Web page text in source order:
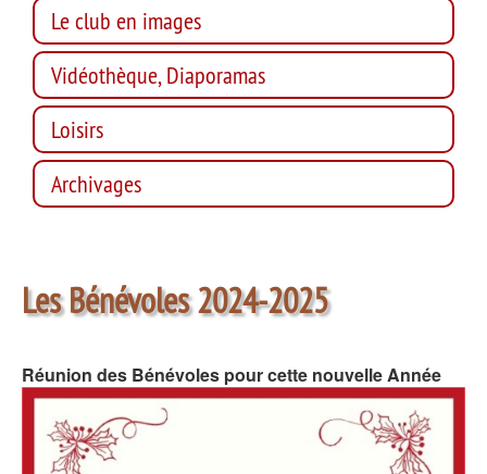
Le club en images
Vidéothèque, Diaporamas
Loisirs
Archivages
Les Bénévoles 2024-2025
Réunion des Bénévoles pour cette nouvelle Année